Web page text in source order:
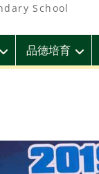
School
品德培育